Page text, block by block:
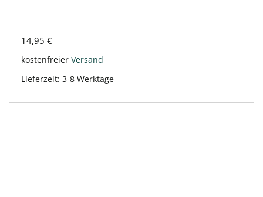
14,95 €
kostenfreier Versand
Lieferzeit: 3-8 Werktage